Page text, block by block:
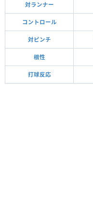
対ランナー
コントロール
対ピンチ
根性
打球反応